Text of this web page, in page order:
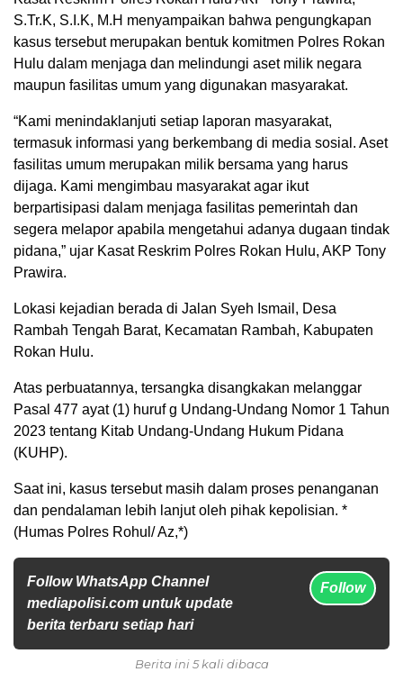
S.Tr.K, S.I.K, M.H menyampaikan bahwa pengungkapan
kasus tersebut merupakan bentuk komitmen Polres Rokan
Hulu dalam menjaga dan melindungi aset milik negara
maupun fasilitas umum yang digunakan masyarakat.
“Kami menindaklanjuti setiap laporan masyarakat,
termasuk informasi yang berkembang di media sosial. Aset
fasilitas umum merupakan milik bersama yang harus
dijaga. Kami mengimbau masyarakat agar ikut
berpartisipasi dalam menjaga fasilitas pemerintah dan
segera melapor apabila mengetahui adanya dugaan tindak
pidana,” ujar Kasat Reskrim Polres Rokan Hulu, AKP Tony
Prawira.
Lokasi kejadian berada di Jalan Syeh Ismail, Desa
Rambah Tengah Barat, Kecamatan Rambah, Kabupaten
Rokan Hulu.
Atas perbuatannya, tersangka disangkakan melanggar
Pasal 477 ayat (1) huruf g Undang-Undang Nomor 1 Tahun
2023 tentang Kitab Undang-Undang Hukum Pidana
(KUHP).
Saat ini, kasus tersebut masih dalam proses penanganan
dan pendalaman lebih lanjut oleh pihak kepolisian. *
(Humas Polres Rohul/ Az,*)
Follow WhatsApp Channel
mediapolisi.com untuk update
berita terbaru setiap hari
Follow
Berita ini 5 kali dibaca